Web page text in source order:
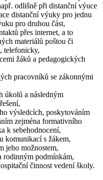
odlišně při distanční výuce
distanční výuky pro jednu
pro druhou část,
přes internet, a to
materiálů poštou či
telefonicky,
žáků a pedagogických
pracovníků se zákonnými
úkolů a následným
výsledcích, poskytováním
zejména formativního
k sebehodnocení,
komunikací s žákem,
jeho možnostem,
rodinným podmínkám,
činnost vedení školy.